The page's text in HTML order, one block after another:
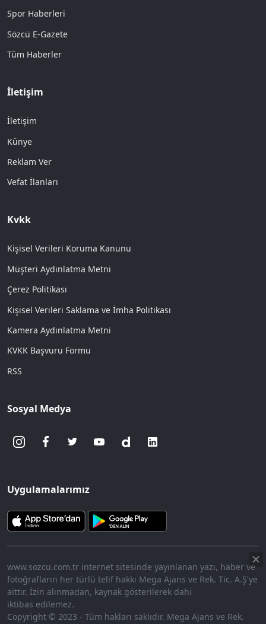
Spor Haberleri
Sözcü E-Gazete
Tüm Haberler
İletişim
İletişim
Künye
Reklam Ver
Vefat İlanları
Kvkk
Kişisel Verileri Koruma Kanunu
Müşteri Aydınlatma Metni
Çerez Politikası
Kişisel Verileri Saklama ve İmha Politikası
Kamera Aydınlatma Metni
KVKK Başvuru Formu
RSS
Sosyal Medya
Uygulamalarımız
www.sozcu.com.tr internet sitesinde yayınlanan yazı, haber ve
fotoğrafların her türlü telif hakkı Mega Ajans ve Rek. Tic. A.Ş'ye
aittir. İzin alınmadan, kaynak gösterilerek dahi
iktibas edilemez.
Copyright © 2023 - Tüm hakları saklıdır. Mega Ajans ve Rek.